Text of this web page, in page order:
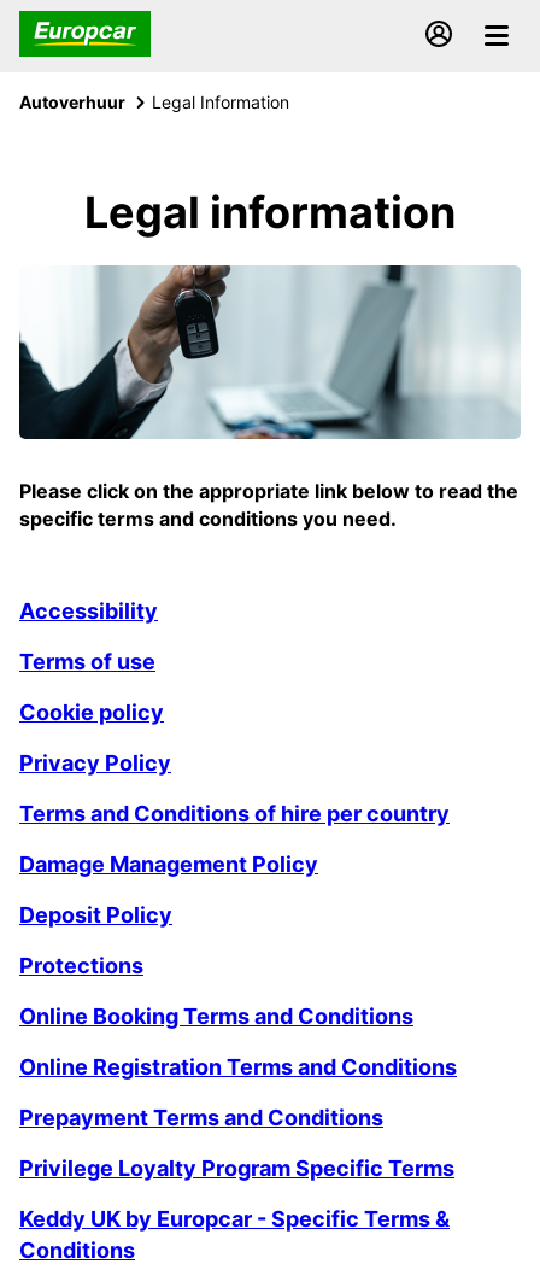
Autoverhuur Legal Information
Legal information
Please click on the appropriate link below to read the
specific terms and conditions you need.
Accessibility
Terms of use
Cookie policy
Privacy Policy
Terms and Conditions of hire per country
Damage Management Policy
Deposit Policy
Protections
Online Booking Terms and Conditions
Online Registration Terms and Conditions
Prepayment Terms and Conditions
Privilege Loyalty Program Specific Terms
Keddy UK by Europcar - Specific Terms &
Conditions